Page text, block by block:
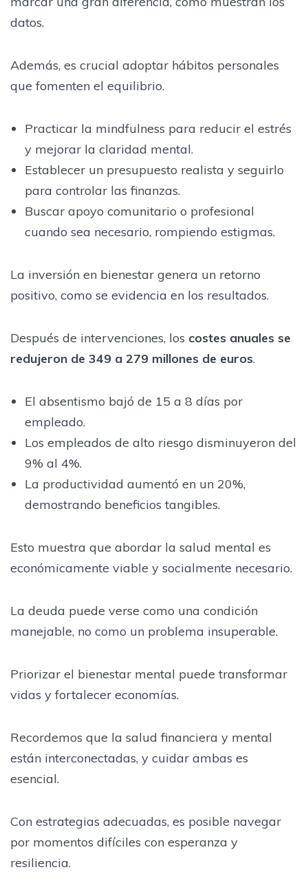
datos.
Además, es crucial adoptar hábitos personales
que fomenten el equilibrio.
Practicar la mindfulness para reducir el estrés
y mejorar la claridad mental.
Establecer un presupuesto realista y seguirlo
para controlar las finanzas.
Buscar apoyo comunitario o profesional
cuando sea necesario, rompiendo estigmas.
La inversión en bienestar genera un retorno
positivo, como se evidencia en los resultados.
Después de intervenciones, los costes anuales se
redujeron de 349 a 279 millones de euros.
El absentismo bajó de 15 a 8 días por
empleado.
Los empleados de alto riesgo disminuyeron del
9% al 4%.
La productividad aumentó en un 20%,
demostrando beneficios tangibles.
Esto muestra que abordar la salud mental es
económicamente viable y socialmente necesario.
La deuda puede verse como una condición
manejable, no como un problema insuperable.
Priorizar el bienestar mental puede transformar
vidas y fortalecer economías.
Recordemos que la salud financiera y mental
están interconectadas, y cuidar ambas es
esencial.
Con estrategias adecuadas, es posible navegar
por momentos difíciles con esperanza y
resiliencia.